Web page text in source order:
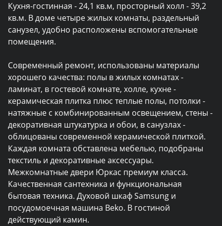
Кухня-гостинная - 24,1 кв.м, просторный холл - 39,2
кв.м. В доме четыре жилых комнаты, раздельный
санузел, удобно расположены вспомогательные
помещения.
Современный ремонт, использованы материалы
хорошего качества: полы в жилых комнатах -
ламинат, в гостевой комнате, холле, кухне -
керамическая плитка плюс теплые полы, потолки -
натяжные с комбинированным освещением, стены -
декоративная штукатурка и обои, в санузлах -
облицованы современной керамической плиткой.
Каждая комната обставлена мебелью, подобраны
текстиль и декоративные аксессуары.
Межкомнатные двери Юркас премиум класса.
Качественная сантехника и функциональная
бытовая техника. Духовой шкаф Samsung и
посудомоечная машина Beko. В гостиной
действующий камин.